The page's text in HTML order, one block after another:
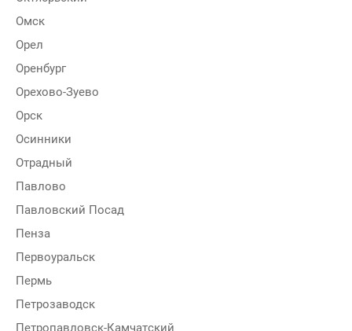
Омск
Орел
Оренбург
Орехово-Зуево
Орск
Осинники
Отрадный
Павлово
Павловский Посад
Пенза
Первоуральск
Пермь
Петрозаводск
Петропавловск-Камчатский